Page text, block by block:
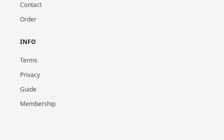
Contact
Order
INFO
Terms
Privacy
Guide
Membership